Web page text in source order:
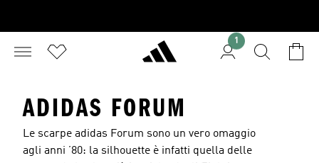
1
ADIDAS FORUM
Le scarpe adidas Forum sono un vero omaggio
agli anni ’80: la silhouette è infatti quella delle